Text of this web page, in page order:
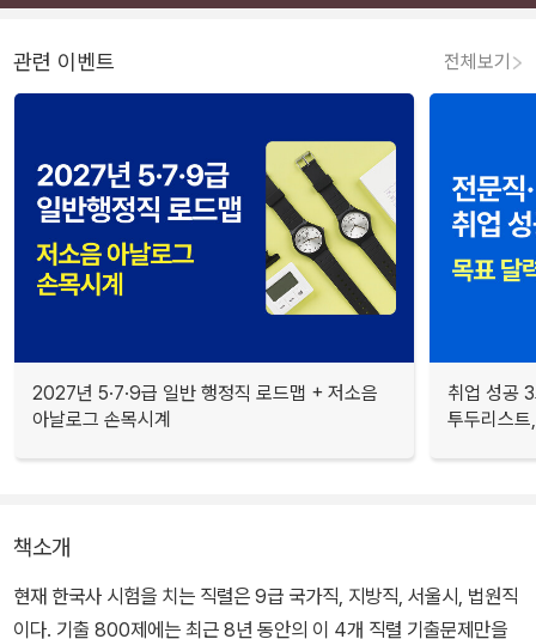
관련 이벤트 전체보기
2027년 5·7·9급 일반 행정직 로드맵 + 저소음
아날로그 손목시계
취업 성공
투두리스
책소개
현재 한국사 시험을 치는 직렬은 9급 국가직, 지방직, 서울시, 법원직
이다. 기출 800제에는 최근 8년 동안의 이 4개 직렬 기출문제만을